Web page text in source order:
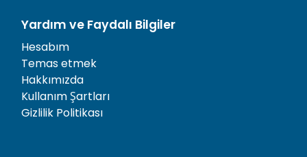
Yardım ve Faydalı Bilgiler
Hesabım
Temas etmek
Hakkımızda
Kullanım Şartları
Gizlilik Politikası